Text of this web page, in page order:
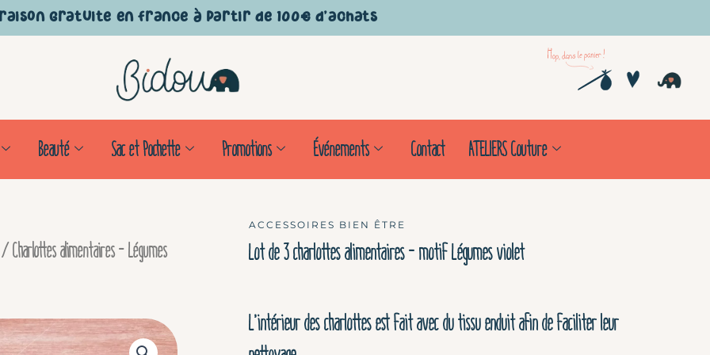
gratuite en France à partir de 100€ d'achats
Beauté Sac et Pochette Promotions Événements Contact ATELIERS Couture
alimentaires – Légumes
ACCESSOIRES BIEN ÊTRE
Lot de 3 charlottes alimentaires – motif Légumes violet
L’intérieur des charlottes est fait avec du tissu enduit afin de faciliter leur